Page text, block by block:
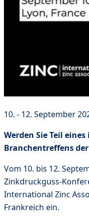
10. - 12. September
Werden Sie Teil
Branchentreffens
Vom 10. bis 12.
Zinkdruckguss-
International Zinc
Frankreich ein.